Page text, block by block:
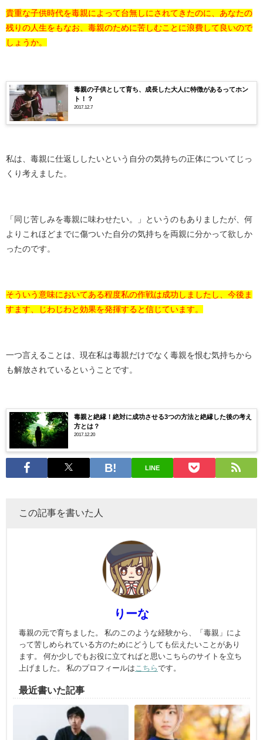
貴重な子供時代を毒親によって台無しにされてきたのに、あなたの
残りの人生をもなお、毒親のために苦しむことに浪費して良いので
しょうか。
毒親の子供として育ち、成長した大人に特徴があるってホン
ト！？
2017.12.7
私は、毒親に仕返ししたいという自分の気持ちの正体についてじっ
くり考えました。
「同じ苦しみを毒親に味わせたい。」というのもありましたが、何
よりこれほどまでに傷ついた自分の気持ちを両親に分かって欲しか
ったのです。
そういう意味においてある程度私の作戦は成功しましたし、今後ま
すます、じわじわと効果を発揮すると信じています。
一つ言えることは、現在私は毒親だけでなく毒親を恨む気持ちから
も解放されているということです。
毒親と絶縁！絶対に成功させる3つの方法と絶縁した後の考え
方とは？
2017.12.20
LINE
この記事を書いた人
りーな
毒親の元で育ちました。 私のこのような経験から、「毒親」によ
って苦しめられている方のためにどうしても伝えたいことがあり
ます。 何か少しでもお役に立てればと思いこちらのサイトを立ち
上げました。 私のプロフィールは こちらです。
最近書いた記事